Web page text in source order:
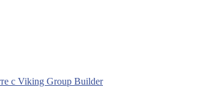
с Viking Group Builder